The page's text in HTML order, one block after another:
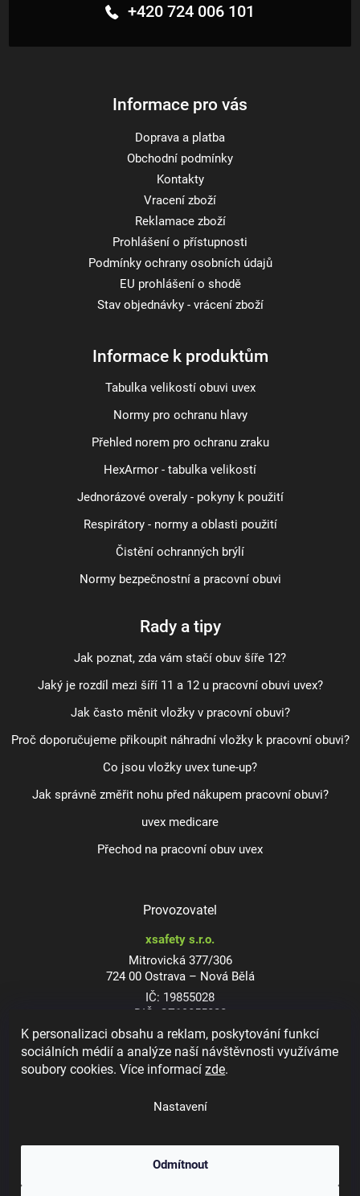
K personalizaci obsahu a reklam, poskytování funkcí
sociálních médií a analýze naší návštěvnosti využíváme
soubory cookies. Více informacízde.
Nastavení
Odmítnout
+420 724 006 101
Informace pro vás
Doprava a platba
Obchodní podmínky
Kontakty
Vracení zboží
Reklamace zboží
Prohlášení o přístupnosti
Podmínky ochrany osobních údajů
EU prohlášení o shodě
Stav objednávky - vrácení zboží
Informace k produktům
Tabulka velikostí obuvi uvex
Normy pro ochranu hlavy
Přehled norem pro ochranu zraku
HexArmor - tabulka velikostí
Jednorázové overaly - pokyny k použití
Respirátory - normy a oblasti použití
Čistění ochranných brýlí
Normy bezpečnostní a pracovní obuvi
Rady a tipy
Jak poznat, zda vám stačí obuv šíře 12?
Jaký je rozdíl mezi šíří 11 a 12 u pracovní obuvi uvex?
Jak často měnit vložky v pracovní obuvi?
Proč doporučujeme přikoupit náhradní vložky k pracovní obuvi?
Co jsou vložky uvex tune-up?
Jak správně změřit nohu před nákupem pracovní obuvi?
uvex medicare
Přechod na pracovní obuv uvex
Provozovatel
xsafety s.r.o.
Mitrovická 377/306
724 00 Ostrava – Nová Bělá
IČ: 19855028
DIČ: CZ19855028
Dioptrické ochranné brýle